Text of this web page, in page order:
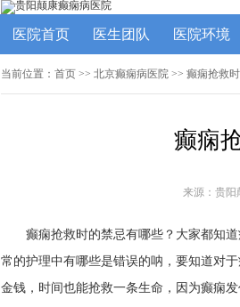
医院首页 医生团队 医院环境
当前位置： 首页 >> 北京癫痫病医院 >> 癫痫抢救
癫痫
来源：贵阳
癫痫抢救时的禁忌有哪些？大家都知
常的护理中有哪些是错误的呐，要知道对
金钱，时间也能抢救一条生命，因为癫痫